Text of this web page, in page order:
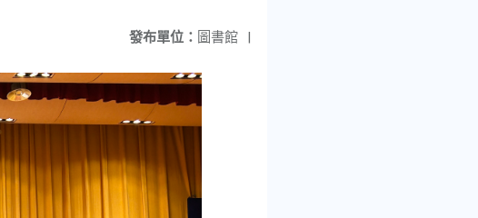
發布單位： 圖書館 |